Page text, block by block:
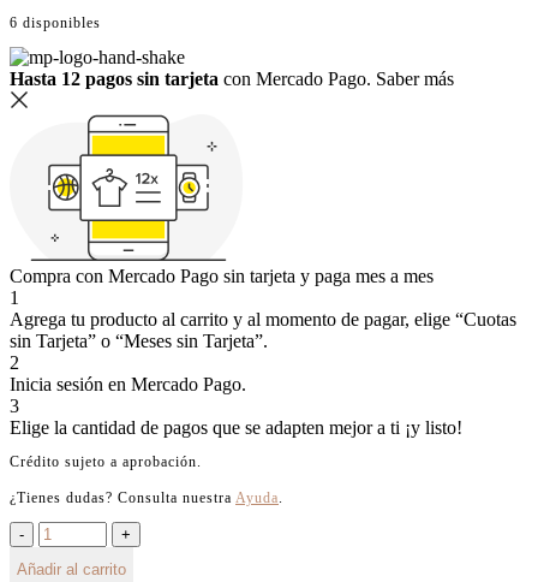
6 disponibles
Hasta 12 pagos sin tarjeta con Mercado Pago. Saber más
Compra con Mercado Pago sin tarjeta y paga mes a mes
1
Agrega tu producto al carrito y al momento de pagar, elige “Cuotas
sin Tarjeta” o “Meses sin Tarjeta”.
2
Inicia sesión en Mercado Pago.
3
Elige la cantidad de pagos que se adapten mejor a ti ¡y listo!
Crédito sujeto a aprobación.
¿Tienes dudas? Consulta nuestra Ayuda.
Añadir al carrito